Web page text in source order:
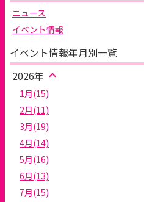
ニュース
イベント情報
イベント情報年月別一覧
2026年
1月(15)
2月(11)
3月(19)
4月(14)
5月(16)
6月(13)
7月(15)